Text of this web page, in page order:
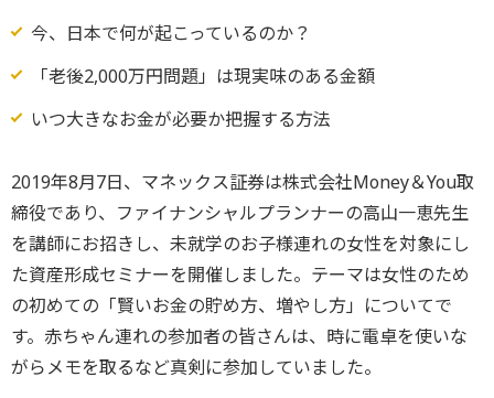
今、日本で何が起こっているのか？
「老後2,000万円問題」は現実味のある金額
いつ大きなお金が必要か把握する方法
2019年8月7日、マネックス証券は株式会社Money＆You取
締役であり、ファイナンシャルプランナーの高山一恵先生
を講師にお招きし、未就学のお子様連れの女性を対象にし
た資産形成セミナーを開催しました。テーマは女性のため
の初めての「賢いお金の貯め方、増やし方」についてで
す。赤ちゃん連れの参加者の皆さんは、時に電卓を使いな
がらメモを取るなど真剣に参加していました。